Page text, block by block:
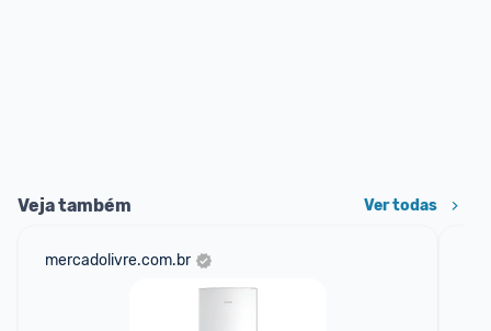
Veja também Ver todas
mercadolivre.com.br